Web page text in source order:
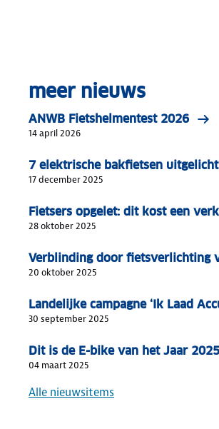
meer nieuws
ANWB Fietshelmentest 2026
14 april 2026
7 elektrische bakfietsen
17 december 2025
Fietsers opgelet: dit kost een
28 oktober 2025
Verblinding door fietsverlichting
20 oktober 2025
Landelijke campagne ‘Ik Laad
30 september 2025
Dit is de E-bike van het Jaar 2025
04 maart 2025
Alle nieuwsitems